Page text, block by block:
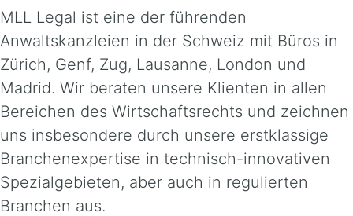
MLL Legal ist eine der führenden
Anwaltskanzleien in der Schweiz mit Büros in
Zürich, Genf, Zug, Lausanne, London und
Madrid. Wir beraten unsere Klienten in allen
Bereichen des Wirtschaftsrechts und zeichnen
uns insbesondere durch unsere erstklassige
Branchenexpertise in technisch-innovativen
Spezialgebieten, aber auch in regulierten
Branchen aus.